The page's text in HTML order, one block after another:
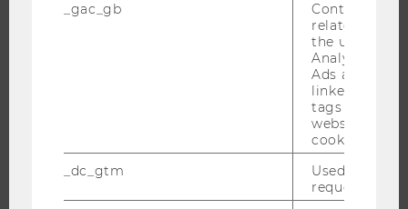
_gac_gb
Contains
related
the user. If
Analytics and
Ads accounts
linked, the
tags on the
website read
cookie.
_dc_gtm
Used to
request rate.